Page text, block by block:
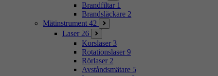
Brandfiltar 1
Brandsläckare 2
Mätinstrument 42
Laser 26
Korslaser 3
Rotationslaser 9
Rörlaser 2
Avståndsmätare 5